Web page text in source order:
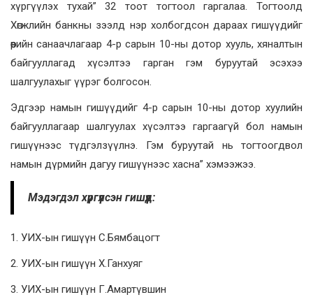
хүргүүлэх тухай” 32 тоот тогтоол гаргалаа. Тогтоолд
Хөгжлийн банкны зээлд нэр холбогдсон дараах гишүүдийг
өөрийн санаачлагаар 4-р сарын 10-ны дотор хууль, хяналтын
байгууллагад хүсэлтээ гарган гэм буруутай эсэхээ
шалгуулахыг үүрэг болгосон.
Эдгээр намын гишүүдийг 4-р сарын 10-ны дотор хуулийн
байгууллагаар шалгуулах хүсэлтээ гаргаагүй бол намын
гишүүнээс түдгэлзүүлнэ. Гэм буруутай нь тогтоогдвол
намын дүрмийн дагуу гишүүнээс хасна” хэмээжээ.
Мэдэгдэл хүргүүлсэн гишүүд:
1. УИХ-ын гишүүн С.Бямбацогт
2. УИХ-ын гишүүн Х.Ганхуяг
3. УИХ-ын гишүүн Г.Амартүвшин